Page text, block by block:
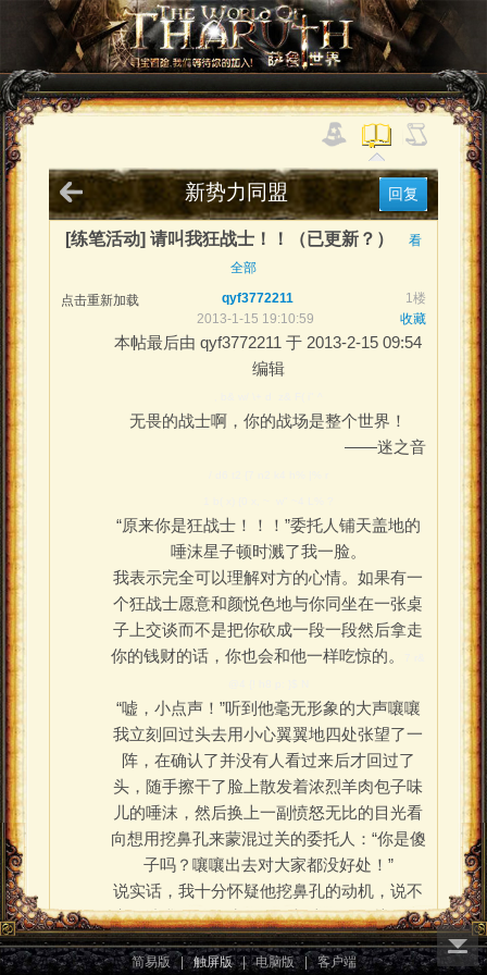
回复
新势力同盟
[练笔活动] 请叫我狂战士！！（已更新？）
看
全部
点击重新加载 1楼
qyf3772211
收藏
2013-1-15 19:10:59
本帖最后由 qyf3772211 于 2013-2-15 09:54
编辑
无畏的战士啊，你的战场是整个世界！
——迷之音
“原来你是狂战士！！！”委托人铺天盖地的
唾沫星子顿时溅了我一脸。
我表示完全可以理解对方的心情。如果有一
个狂战士愿意和颜悦色地与你同坐在一张桌
子上交谈而不是把你砍成一段一段然后拿走
你的钱财的话，你也会和他一样吃惊的。
“嘘，小点声！”听到他毫无形象的大声嚷嚷
我立刻回过头去用小心翼翼地四处张望了一
阵，在确认了并没有人看过来后才回过了
头，随手擦干了脸上散发着浓烈羊肉包子味
儿的唾沫，然后换上一副愤怒无比的目光看
向想用挖鼻孔来蒙混过关的委托人：“你是傻
子吗？嚷嚷出去对大家都没好处！”
说实话，我十分怀疑他挖鼻孔的动机，说不
定他喷我一脸口水的原因根本不是震惊而是
因为他正好由于鼻孔不舒服而打了一个超大
的喷嚏！而所谓的惊讶只是作为这个喷嚏的
简易版 | 触屏版 | 电脑版 | 客户端